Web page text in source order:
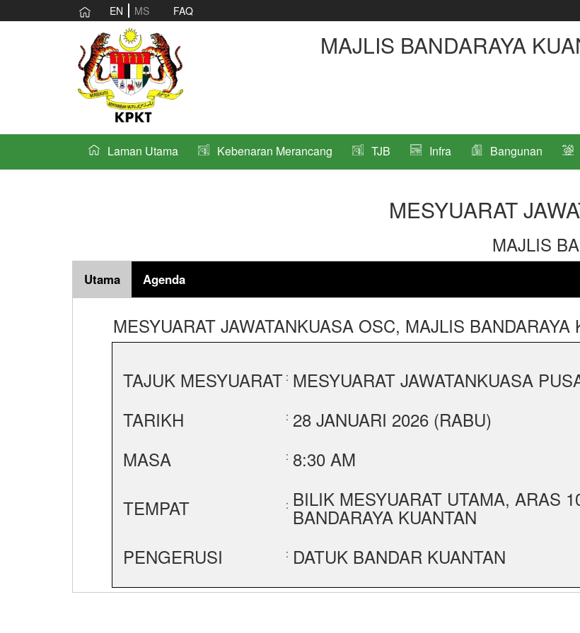
EN MS FAQ
MAJLIS BANDARAYA
Laman Utama Kebenaran Merancang TJB Infra Bangunan
MESYUARAT
MAJLIS
Utama Agenda
MESYUARAT JAWATANKUASA OSC, MAJLIS BANDARAYA
TAJUK MESYUARAT : MESYUARAT JAWATANKUASA
TARIKH
: 28 JANUARI 2026 (RABU)
MASA
: 8:30 AM
TEMPAT
: BILIK MESYUARAT UTAMA, ARAS
BANDARAYA KUANTAN
PENGERUSI
: DATUK BANDAR KUANTAN